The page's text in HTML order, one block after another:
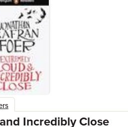
Incredibly Close